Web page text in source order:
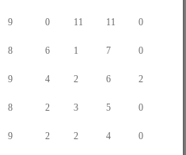
9 0 11 11 0
8 6 1 7 0
9 4 2 6 2
8 2 3 5 0
9 2 2 4 0